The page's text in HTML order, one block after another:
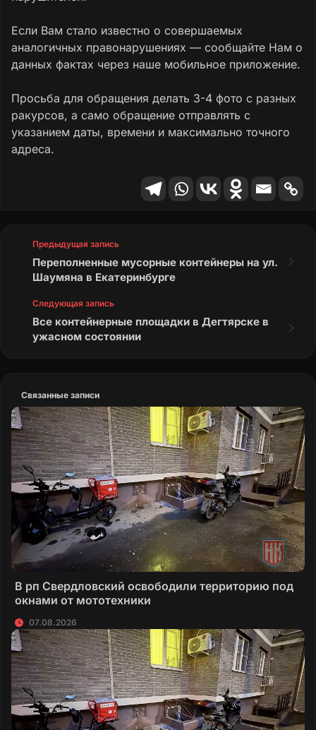
Если Вам стало известно о совершаемых
аналогичных правонарушениях — сообщайте Нам о
данных фактах через наше мобильное приложение.
Просьба для обращения делать 3-4 фото с разных
ракурсов, а само обращение отправлять с
указанием даты, времени и максимально точного
адреса.
Предыдущая запись
Переполненные мусорные контейнеры на ул.
Шаумяна в Екатеринбурге
Следующая запись
Все контейнерные площадки в Дегтярске в
ужасном состоянии
Связанные записи
В рп Свердловский освободили территорию под
окнами от мототехники
07.08.2026